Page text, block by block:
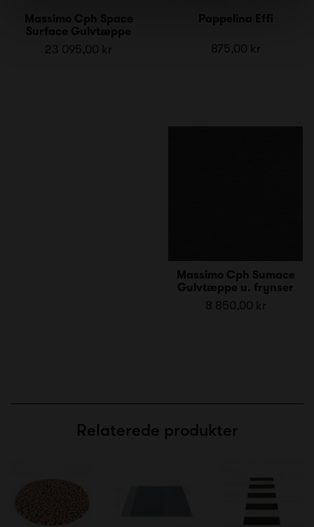
Surface Gulvtæppe
23 095,00 kr 875,00 kr
Massimo Cph Sumace
Gulvtæppe u. frynser
8 850,00 kr
Relaterede produkter